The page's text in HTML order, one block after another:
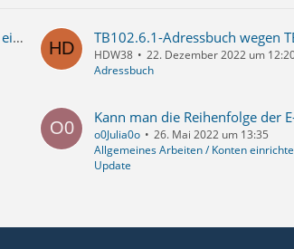
"dieses Konto beim Abrufen von Nachrichten einschließen" Haken Status wird nicht gespeichert
HDW38
22. Dezember 2022 um
Adressbuch
o0Julia0o
26. Mai 2022 um 13:35
Allgemeines Arbeiten / Konten
Update